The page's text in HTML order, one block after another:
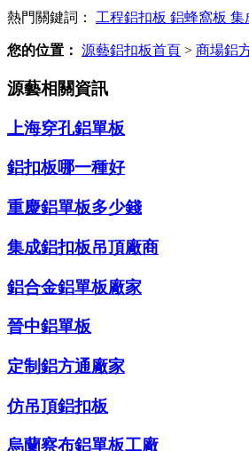
熱門關鍵詞： 工程鋁扣板 鋁蜂窩板 集
您的位置： 源藝鋁扣板首頁 > 商場鋁
源藝相關資訊
上海穿孔鋁單板
鋁扣板哪一種好
重慶鋁單板多少錢
集成鋁扣板吊頂廠商
鋁合金鋁單板廠家
晉中鋁單板
定制鋁方通廠家
仿吊頂鋁扣板
烏蘭察布鋁單板工廠